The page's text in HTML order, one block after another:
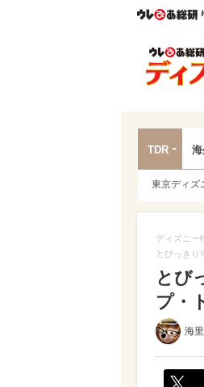
TDR
東京ディズ
ディズニー
とびっきり
とび
プ・
海里